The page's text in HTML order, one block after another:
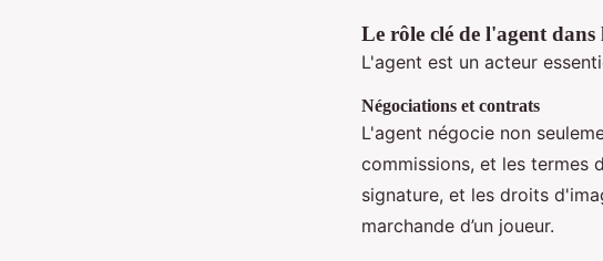
Le rôle clé de l'agent dans
L'agent est un acteur
Négociations et contrats
L'agent négocie non
commissions, et les termes
signature, et les droits
marchande d’un joueur.